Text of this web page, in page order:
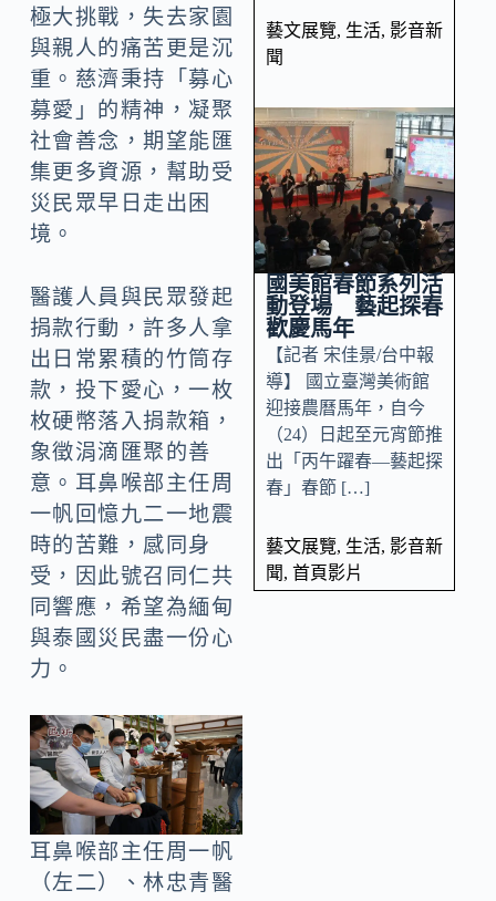
極大挑戰，失去家園
與親人的痛苦更是沉
重。慈濟秉持「募心
募愛」的精神，凝聚
社會善念，期望能匯
集更多資源，幫助受
災民眾早日走出困
境。
醫護人員與民眾發起
捐款行動，許多人拿
出日常累積的竹筒存
款，投下愛心，一枚
枚硬幣落入捐款箱，
象徵涓滴匯聚的善
意。耳鼻喉部主任周
一帆回憶九二一地震
時的苦難，感同身
受，因此號召同仁共
同響應，希望為緬甸
與泰國災民盡一份心
力。
耳鼻喉部主任周一帆
（左二）、林忠青醫
藝文展覽, 生活, 影音新
聞
國美館春節系列活
動登場 藝起探春
歡慶馬年
【記者 宋佳景/台中報
導】 國立臺灣美術館
迎接農曆馬年，自今
（24）日起至元宵節推
出「丙午躍春—藝起探
春」春節 […]
藝文展覽, 生活, 影音新
聞, 首頁影片